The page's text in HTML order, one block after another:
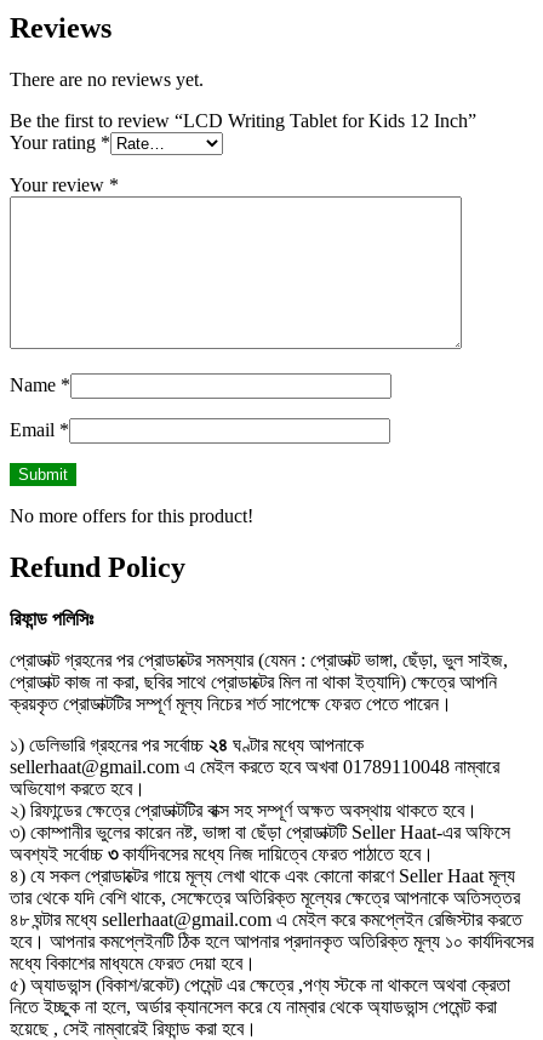
Reviews
There are no reviews yet.
Be the first to review “LCD Writing Tablet for Kids 12 Inch”
Your rating *
Your review *
Name *
Email *
No more offers for this product!
Refund Policy
রিফান্ড পলিসিঃ
প্রোডাক্ট গ্রহনের পর প্রোডাক্টের সমস্যার (যেমন : প্রোডাক্ট ভাঙ্গা, ছেঁড়া, ভুল সাইজ,
প্রোডাক্ট কাজ না করা, ছবির সাথে প্রোডাক্টের মিল না থাকা ইত্যাদি) ক্ষেত্রে আপনি
ক্রয়কৃত প্রোডাক্টটির সম্পূর্ণ মূল্য নিচের শর্ত সাপেক্ষে ফেরত পেতে পারেন।
১) ডেলিভারি গ্রহনের পর সর্বোচ্চ ২৪ ঘণ্টার মধ্যে আপনাকে
sellerhaat@gmail.com এ মেইল করতে হবে অখবা 01789110048 নাম্বারে
অভিযোগ করতে হবে।
২) রিফান্ডের ক্ষেত্রে প্রোডাক্টটির বাক্স সহ সম্পূর্ণ অক্ষত অবস্থায় থাকতে হবে।
৩) কোম্পানীর ভুলের কারেন নষ্ট, ভাঙ্গা বা ছেঁড়া প্রোডাক্টটি Seller Haat-এর অফিসে
অবশ্যই সর্বোচ্চ ৩কার্যদিবসের মধ্যে নিজ দায়িত্বে ফেরত পাঠাতে হবে।
৪) যে সকল প্রোডাক্টের গায়ে মূল্য লেখা থাকে এবং কোনো কারণে Seller Haat মূল্য
তার থেকে যদি বেশি থাকে, সেক্ষেত্রে অতিরিক্ত মূল্যের ক্ষেত্রে আপনাকে অতিসত্তর
৪৮ ঘন্টার মধ্যে sellerhaat@gmail.com এ মেইল করে কমপ্লেইন রেজিস্টার করতে
হবে। আপনার কমপ্লেইনটি ঠিক হলে আপনার প্রদানকৃত অতিরিক্ত মূল্য ১০ কার্যদিবসের
মধ্যে বিকাশের মাধ্যমে ফেরত দেয়া হবে।
৫) অ্যাডভান্স (বিকাশ/রকেট) পেমেন্ট এর ক্ষেত্রে ,পণ্য স্টকে না থাকলে অথবা ক্রেতা
নিতে ইচ্ছুক না হলে, অর্ডার ক্যানসেল করে যে নাম্বার থেকে অ্যাডভান্স পেমেন্ট করা
হয়েছে , সেই নাম্বারেই রিফান্ড করা হবে।